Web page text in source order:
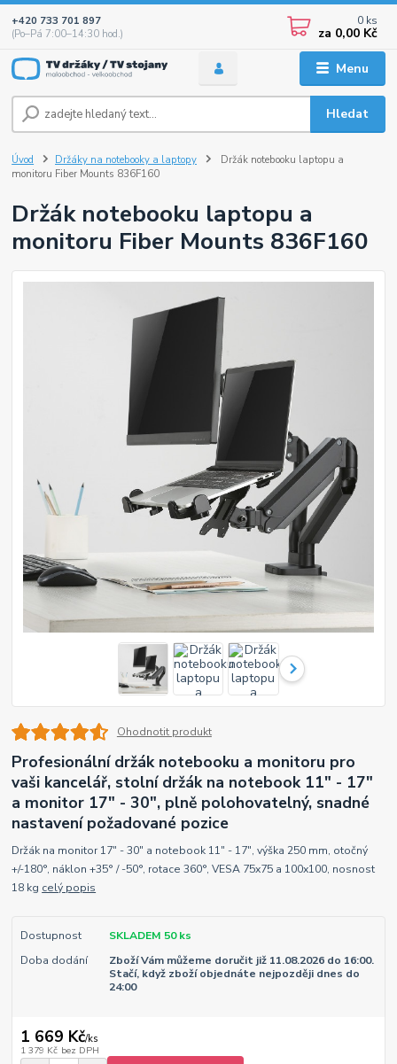
Menu
Hledat
+420 733 701 897
(Po–Pá 7:00–14:30 hod.)
0 ks
za 0,00 Kč
Úvod Držáky na notebooky a laptopy
Držák notebooku laptopu a
monitoru Fiber Mounts 836F160
Držák notebooku laptopu a
monitoru Fiber Mounts 836F160
Ohodnotit produkt
Profesionální držák notebooku a monitoru pro
vaši kancelář, stolní držák na notebook 11" - 17"
a monitor 17" - 30", plně polohovatelný, snadné
nastavení požadované pozice
Držák na monitor 17" - 30" a notebook 11" - 17", výška 250 mm, otočný
+/-180°, náklon +35° / -50°, rotace 360°, VESA 75x75 a 100x100, nosnost
18 kg celý popis
Dostupnost
SKLADEM 50 ks
Doba dodání
Zboží Vám můžeme doručit již 11.08.2026 do 16:00.
Stačí, když zboží objednáte nejpozději dnes do
24:00
1 669 Kč/ks
1 379 Kč bez DPH